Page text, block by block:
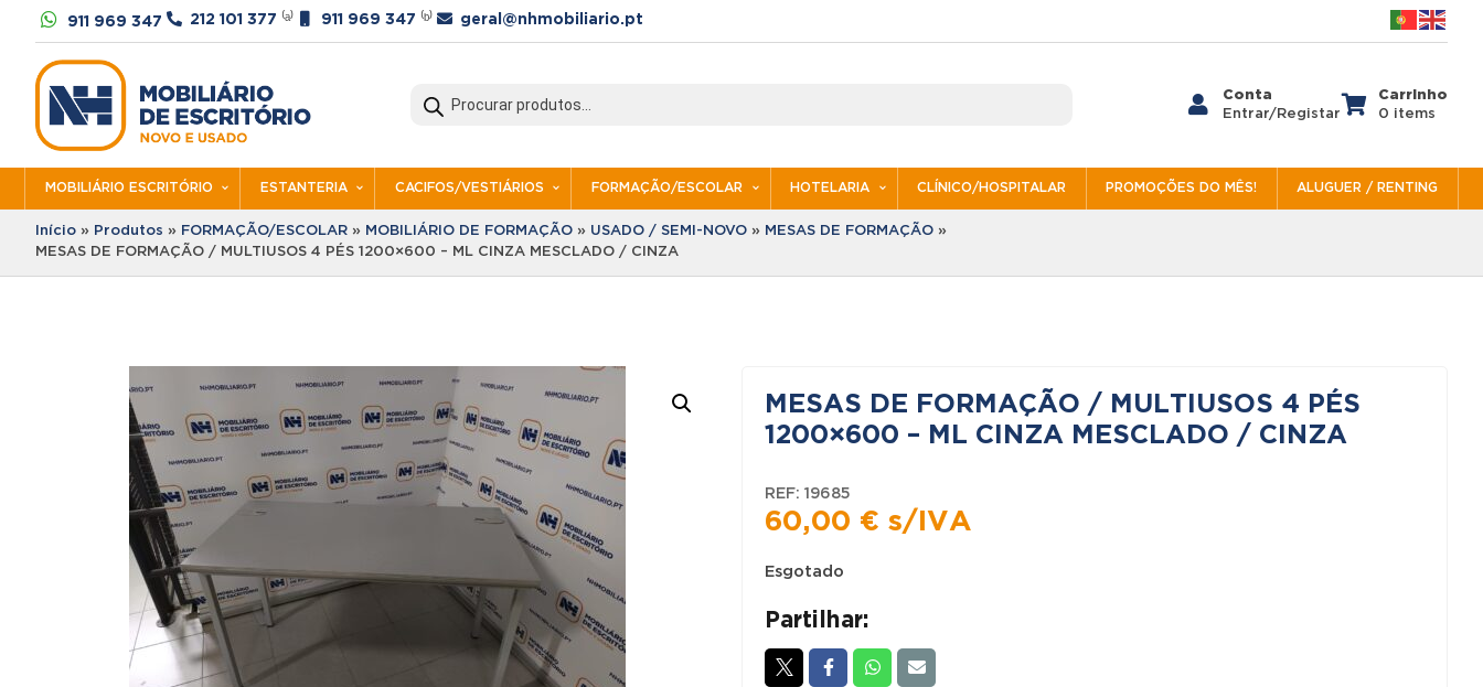
 911 969 347  212 101 377 ⁽ᵃ⁾ 911 969 347 ⁽ᵇ⁾  geral@nhmobiliario.pt
search

Conta
Entrar/Registar 
Carrinho
0 items
MOBILIÁRIO ESCRITÓRIO ESTANTERIA CACIFOS/VESTIÁRIOS FORMAÇÃO/ESCOLAR HOTELARIA CLÍNICO/HOSPITALAR PROMOÇÕES DO MÊS! ALUGUER / RENTING
Início » Produtos » FORMAÇÃO/ESCOLAR » MOBILIÁRIO DE FORMAÇÃO » USADO / SEMI-NOVO » MESAS DE FORMAÇÃO »
MESAS DE FORMAÇÃO / MULTIUSOS 4 PÉS 1200×600 – ML CINZA MESCLADO / CINZA
MESAS DE FORMAÇÃO / MULTIUSOS 4 PÉS
1200×600 – ML CINZA MESCLADO / CINZA
REF: 19685
60,00 € s/IVA
Esgotado
Partilhar: